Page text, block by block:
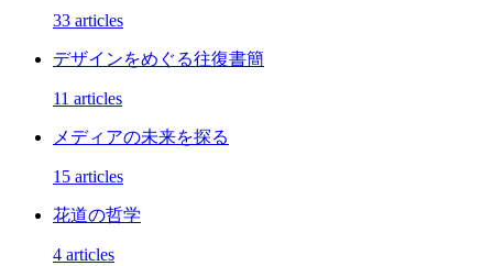
33 articles
デザインをめぐる往復書簡
11 articles
メディアの未来を探る
15 articles
花道の哲学
4 articles